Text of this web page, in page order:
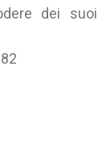
dei suoi